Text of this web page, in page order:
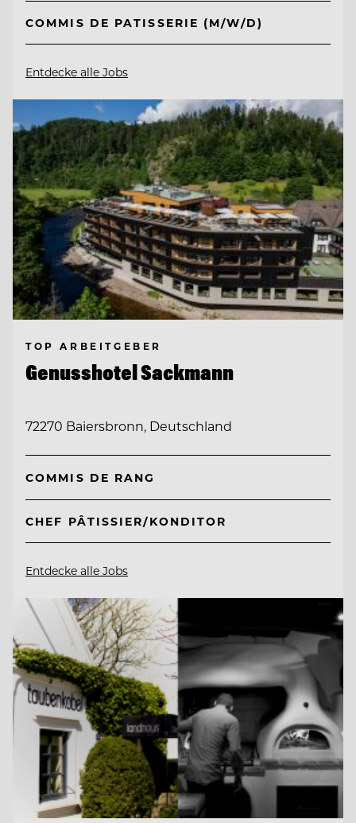
COMMIS DE PATISSERIE (M/W/D)
Entdecke alle Jobs
TOP ARBEITGEBER
Genusshotel Sackmann
72270 Baiersbronn, Deutschland
COMMIS DE RANG
CHEF PÂTISSIER/KONDITOR
Entdecke alle Jobs